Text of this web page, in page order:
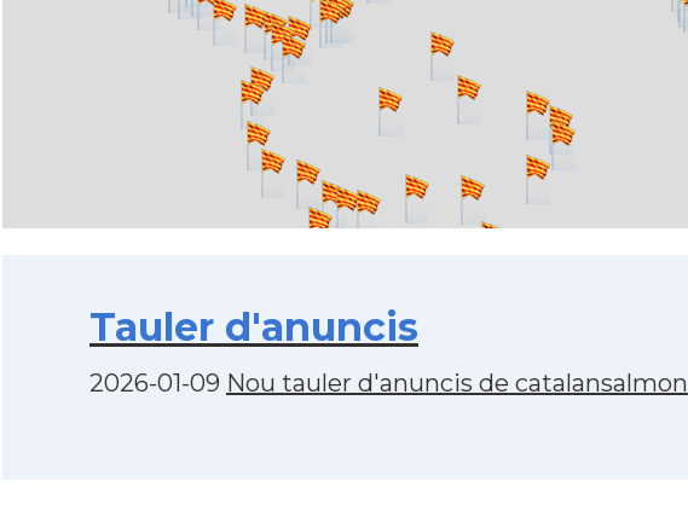
Tauler d'anuncis
2026-01-09 Nou tauler d'anuncis de catalansalmon